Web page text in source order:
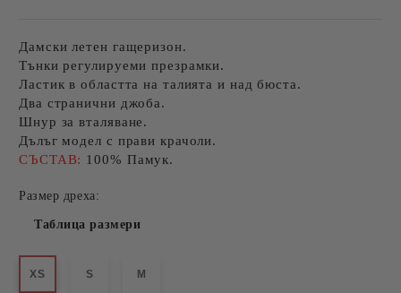
Дамски летен гащеризон.
Тънки регулируеми презрамки.
Ластик в областта на талията и над бюста.
Два странични джоба.
Шнур за вталяване.
Дълъг модел с прави крачоли.
СЪСТАВ: 100% Памук.
Размер дреха:
Таблица размери
XS S M